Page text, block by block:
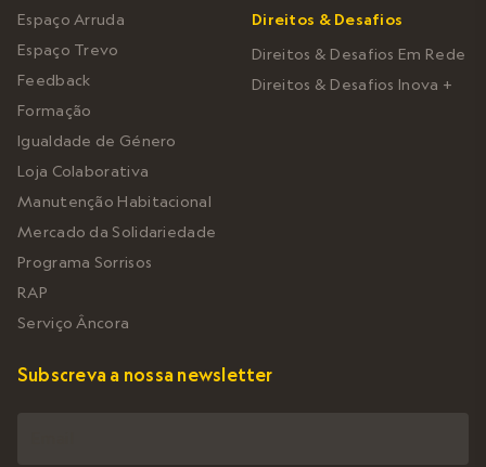
Espaço Arruda
Espaço Trevo
Feedback
Formação
Igualdade de Género
Loja Colaborativa
Manutenção Habitacional
Mercado da Solidariedade
Programa Sorrisos
RAP
Serviço Âncora
Direitos & Desafios
Direitos & Desafios Em Rede
Direitos & Desafios Inova +
Subscreva a nossa newsletter